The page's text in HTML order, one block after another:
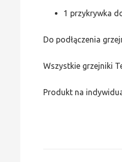
1 przykrywka
Do podłączenia
Wszystkie grzejniki
Produkt na